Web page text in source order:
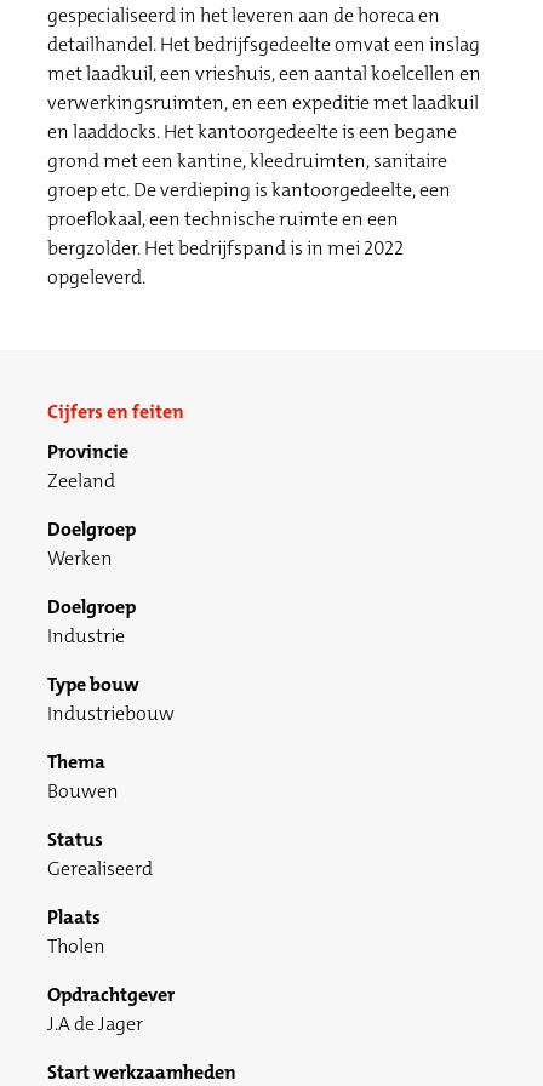
gespecialiseerd in het leveren aan de horeca en
detailhandel. Het bedrijfsgedeelte omvat een inslag
met laadkuil, een vrieshuis, een aantal koelcellen en
verwerkingsruimten, en een expeditie met laadkuil
en laaddocks. Het kantoorgedeelte is een begane
grond met een kantine, kleedruimten, sanitaire
groep etc. De verdieping is kantoorgedeelte, een
proeflokaal, een technische ruimte en een
bergzolder. Het bedrijfspand is in mei 2022
opgeleverd.
Cijfers en feiten
Provincie
Zeeland
Doelgroep
Werken
Doelgroep
Industrie
Type bouw
Industriebouw
Thema
Bouwen
Status
Gerealiseerd
Plaats
Tholen
Opdrachtgever
J.A de Jager
Start werkzaamheden